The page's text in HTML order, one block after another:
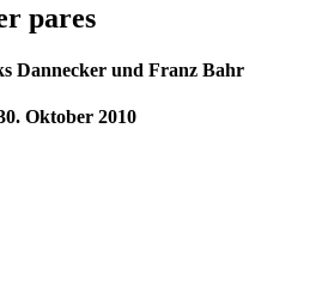
pares
Dannecker und Franz Bahr
Oktober 2010